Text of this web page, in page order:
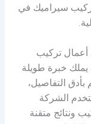
سيراميك في
أعمال تركيب
خبرة طويلة
بأدق التفاصيل،
الشركة
ونتائج متقنة